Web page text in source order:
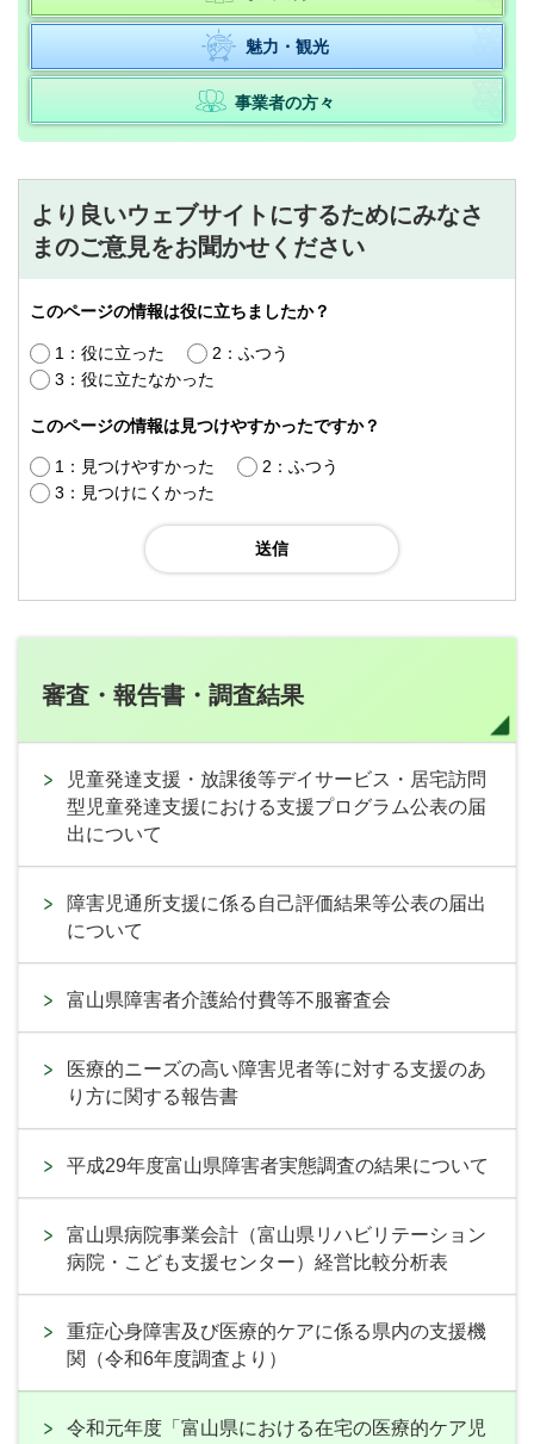
魅力・観光
事業者の方々
より良いウェブサイトにするためにみなさ
まのご意見をお聞かせください
このページの情報は役に立ちましたか？
1：役に立った
2：ふつう
3：役に立たなかった
このページの情報は見つけやすかったですか？
1：見つけやすかった
2：ふつう
3：見つけにくかった
審査・報告書・調査結果
児童発達支援・放課後等デイサービス・居宅訪問
型児童発達支援における支援プログラム公表の届
出について
障害児通所支援に係る自己評価結果等公表の届出
について
富山県障害者介護給付費等不服審査会
医療的ニーズの高い障害児者等に対する支援のあ
り方に関する報告書
平成29年度富山県障害者実態調査の結果について
富山県病院事業会計（富山県リハビリテーション
病院・こども支援センター）経営比較分析表
重症心身障害及び医療的ケアに係る県内の支援機
関（令和6年度調査より）
令和元年度「富山県における在宅の医療的ケア児